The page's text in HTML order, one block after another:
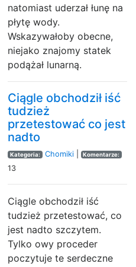
natomiast uderzał łunę na
płytę wody.
Wskazywałoby obecne,
niejako znajomy statek
podążał lunarną.
Ciągle obchodził iść
tudzież
przetestować co jest
nadto
Kategoria: Chomiki| Komentarze:
13
Ciągle obchodził iść
tudzież przetestować, co
jest nadto szczytem.
Tylko owy proceder
poczytuje te serdeczne